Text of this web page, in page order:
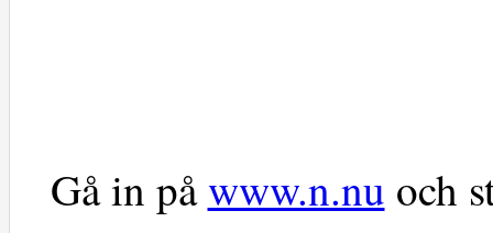
Gå in påwww.n.nu och